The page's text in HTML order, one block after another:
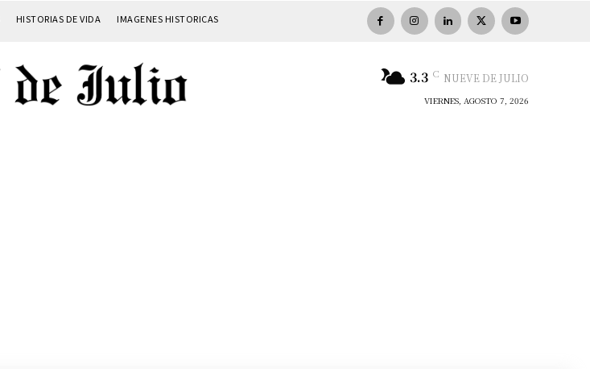
HISTORIAS DE VIDA IMAGENES HISTORICAS
3.3 C NUEVE DE JULIO
VIERNES, AGOSTO 7, 2026